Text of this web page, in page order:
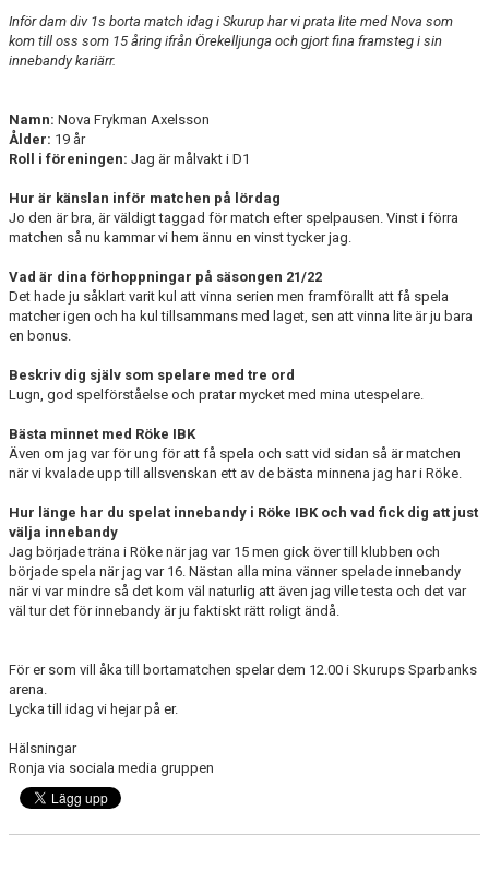
Inför dam div 1s borta match idag i Skurup har vi prata lite med Nova som
kom till oss som 15 åring ifrån Örekelljunga och gjort fina framsteg i sin
innebandy kariärr.
Namn: Nova Frykman Axelsson
Ålder: 19 år
Roll i föreningen: Jag är målvakt i D1
Hur är känslan inför matchen på lördag
Jo den är bra, är väldigt taggad för match efter spelpausen. Vinst i förra
matchen så nu kammar vi hem ännu en vinst tycker jag.
Vad är dina förhoppningar på säsongen 21/22
Det hade ju såklart varit kul att vinna serien men framförallt att få spela
matcher igen och ha kul tillsammans med laget, sen att vinna lite är ju bara
en bonus.
Beskriv dig själv som spelare med tre ord
Lugn, god spelförståelse och pratar mycket med mina utespelare.
Bästa minnet med Röke IBK
Även om jag var för ung för att få spela och satt vid sidan så är matchen
när vi kvalade upp till allsvenskan ett av de bästa minnena jag har i Röke.
Hur länge har du spelat innebandy i Röke IBK och vad fick dig att just
välja innebandy
Jag började träna i Röke när jag var 15 men gick över till klubben och
började spela när jag var 16. Nästan alla mina vänner spelade innebandy
när vi var mindre så det kom väl naturlig att även jag ville testa och det var
väl tur det för innebandy är ju faktiskt rätt roligt ändå.
För er som vill åka till bortamatchen spelar dem 12.00 i Skurups Sparbanks
arena.
Lycka till idag vi hejar på er.
Hälsningar
Ronja via sociala media gruppen